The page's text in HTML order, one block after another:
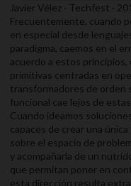
Javier Vélez · Techfest ·
Frecuentemente, cuando
en especial desde
paradigma, caemos en el
acuerdo a estos
primitivas centradas en
transformadores de orden
funcional cae lejos de
Cuando ideamos
capaces de crear una
sobre el espacio de
y acompañarla de un
que permitan poner en
esta dirección resulta